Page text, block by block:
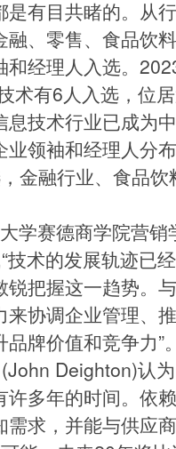
有目共睹的。从
融、零售、食品饮
经理人入选。
术有6人入选，位
技术行业已成为
业领袖和经理人分
金融行业、食品
学赛德商学院营销
技术的发展轨迹已
锐把握这一趋势。
来协调企业管理、
品牌价值和竞争力
Deighton)认
多年的时间。依
求，并能与供应